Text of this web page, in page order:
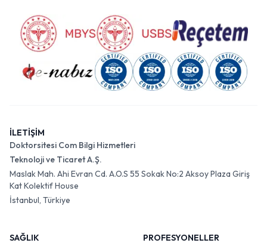
İLETİŞİM
Doktorsitesi Com Bilgi Hizmetleri
Teknoloji ve Ticaret A.Ş.
Maslak Mah. Ahi Evran Cd. A.O.S 55 Sokak No:2 Aksoy Plaza Giriş
Kat Kolektif House
İstanbul, Türkiye
SAĞLIK
PROFESYONELLER